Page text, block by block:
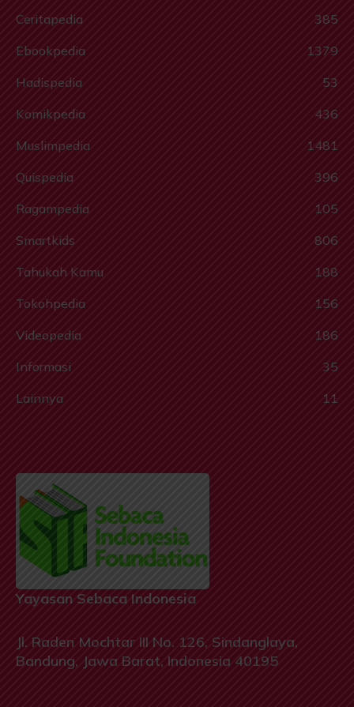
Ceritapedia
385
Ebookpedia
1379
Hadispedia
53
Komikpedia
436
Muslimpedia
1481
Quispedia
396
Ragampedia
105
Smartkids
806
Tahukah Kamu
188
Tokohpedia
156
Videopedia
186
Informasi
35
Lainnya
11
Yayasan Sebaca Indonesia
Jl. Raden Mochtar III No. 126, Sindanglaya,
Bandung, Jawa Barat, Indonesia 40195